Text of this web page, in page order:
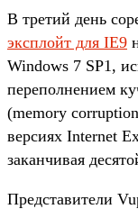
В третий день
эксплойт для IE9
Windows 7 SP1,
переполнением
(memory
версиях Internet
заканчивая
Представители